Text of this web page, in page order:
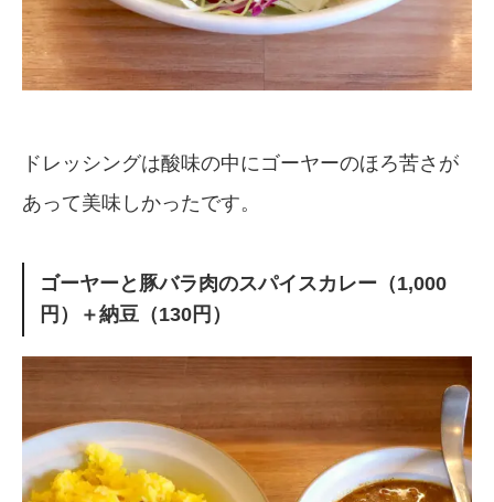
ドレッシングは酸味の中にゴーヤーのほろ苦さが
あって美味しかったです。
ゴーヤーと豚バラ肉のスパイスカレー（1,000
円）＋納豆（130円）